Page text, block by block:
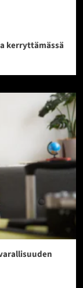
kerryttämässä